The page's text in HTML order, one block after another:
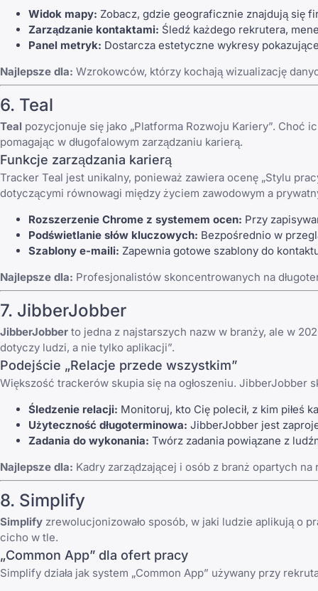
Widok mapy: Zobacz, gdzie geograficznie znajdują się
Zarządzanie kontaktami: Śledź każdego rekrutera,
Panel metryk: Dostarcza estetyczne wykresy
Najlepsze dla: Wzrokowców, którzy kochają wizualizację
6. Teal
Teal pozycjonuje się jako „Platforma Rozwoju Kariery”. Choć
pomagając w długofalowym zarządzaniu karierą.
Funkcje zarządzania karierą
Tracker Teal jest unikalny, ponieważ zawiera ocenę „Stylu
dotyczącymi równowagi między życiem zawodowym a
Rozszerzenie Chrome z systemem ocen: Przy
Podświetlanie słów kluczowych: Bezpośrednio w
Szablony e-maili: Zapewnia gotowe szablony do
Najlepsze dla: Profesjonalistów skoncentrowanych na
7. JibberJobber
JibberJobber to jedna z najstarszych nazw w branży, ale w
dotyczy ludzi, a nie tylko aplikacji”.
Podejście „Relacje przede wszystkim”
Większość trackerów skupia się na ogłoszeniu. JibberJobber
Śledzenie relacji: Monitoruj, kto Cię polecił, z kim piłeś
Użyteczność długoterminowa: JibberJobber jest
Zadania do wykonania: Twórz zadania powiązane z
Najlepsze dla: Kadry zarządzającej i osób z branż opartych
8. Simplify
Simplify zrewolucjonizowało sposób, w jaki ludzie aplikują o
cicho w tle.
„Common App” dla ofert pracy
Simplify działa jak system „Common App” używany przy